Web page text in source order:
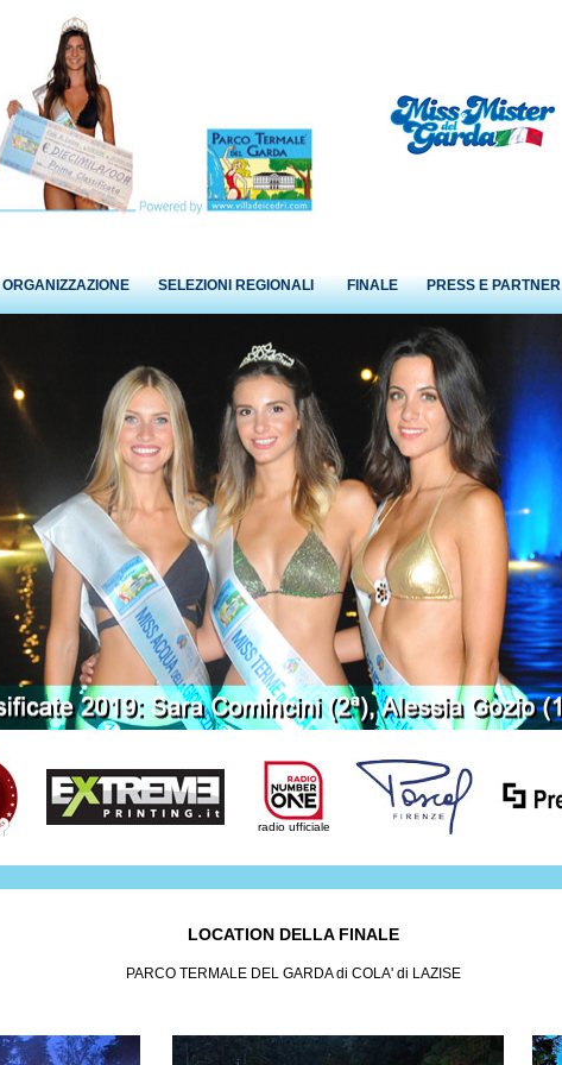
ORGANIZZAZIONE SELEZIONI REGIONALI FINALE PRESS E PARTNER
radio ufficiale
LOCATION DELLA FINALE
PARCO TERMALE DEL GARDA di COLA' di LAZISE